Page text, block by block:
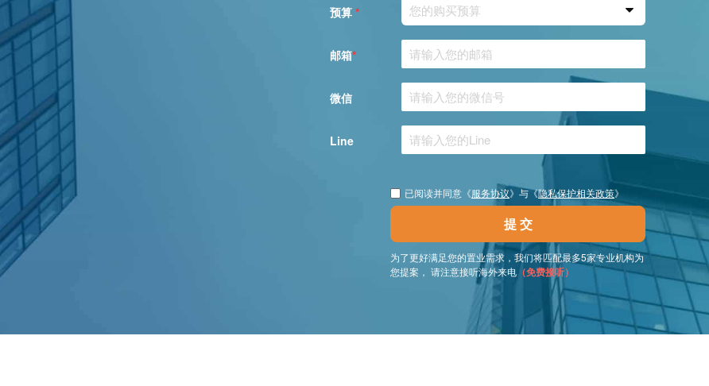
预算 * 您的购买预算
邮箱*
微信
Line
已阅读并同意《服务协议》与《隐私保护相关政策》
提 交
为了更好满足您的置业需求，我们将匹配最多5家专业机构为
您提案， 请注意接听海外来电 （免费接听）